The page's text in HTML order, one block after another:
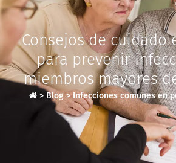
Consejos de cuidado
para prevenir
miembros mayores
> Blog >Infecciones comunes en